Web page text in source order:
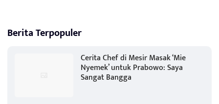
Berita Terpopuler
Cerita Chef di Mesir Masak ‘Mie
Nyemek’ untuk Prabowo: Saya
Sangat Bangga